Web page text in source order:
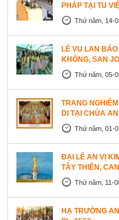
PHÁP TẠI TU
Thứ năm, 14-
LỄ VU LAN
KHÔNG, SAN
Thứ năm, 05-
TRANG
DI TẠI CHÙA
Thứ năm, 01-
ĐẠI LỄ AN VỊ
TÂY THIÊN,
Thứ năm, 11-
HẠ TRƯỜNG